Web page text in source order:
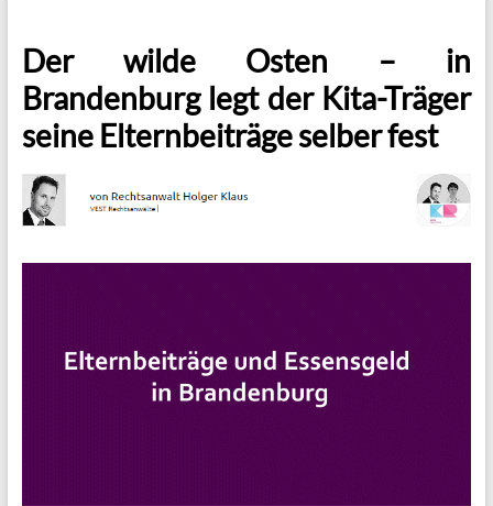
Der wilde Osten – in
Brandenburg legt der Kita-Träger
seine Elternbeiträge selber fest